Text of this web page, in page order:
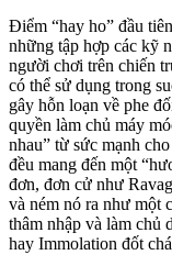
Điểm “hay ho” đầu
những tập hợp các kỹ
người chơi trên chiến
có thể sử dụng trong
gây hỗn loạn về phe
quyền làm chủ máy
nhau” từ sức mạnh
đều mang đến một
đơn, đơn cử như
và ném nó ra như một
thâm nhập và làm chủ
hay Immolation đốt